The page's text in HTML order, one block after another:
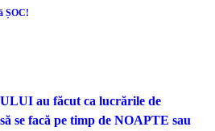
ȘOC!
au făcut ca lucrările de
se facă pe timp de NOAPTE sau